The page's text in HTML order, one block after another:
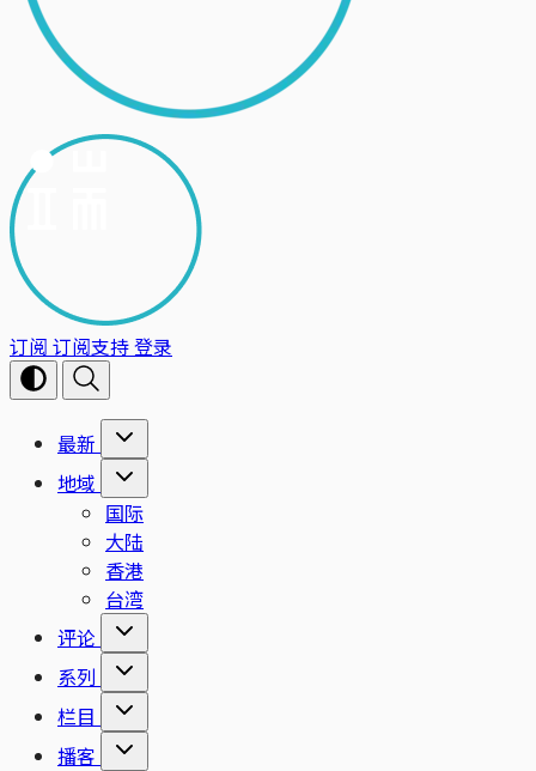
订阅 订阅支持登录
最新
地域
国际
大陆
香港
台湾
评论
系列
栏目
播客